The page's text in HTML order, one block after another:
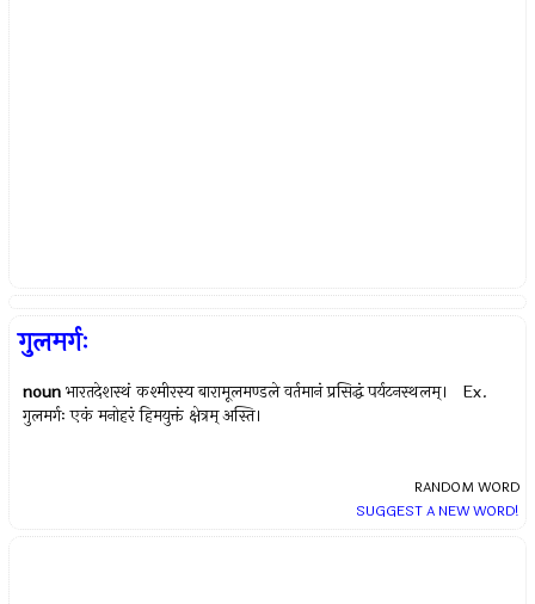
गुलमर्गः
noun भारतदेशस्थं कश्मीरस्य बारामूलमण्डले वर्तमानं प्रसिद्धं पर्यटनस्थलम्। Ex.
गुलमर्गः एकं मनोहरं हिमयुक्तं क्षेत्रम् अस्ति।
RANDOM WORD
SUGGEST A NEW WORD!